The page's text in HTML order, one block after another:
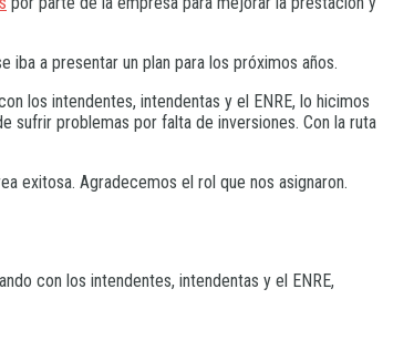
iba a presentar un plan para los próximos años.
los intendentes, intendentas y el ENRE, lo hicimos
sufrir problemas por falta de inversiones. Con la ruta
exitosa. Agradecemos el rol que nos asignaron.
con los intendentes, intendentas y el ENRE,